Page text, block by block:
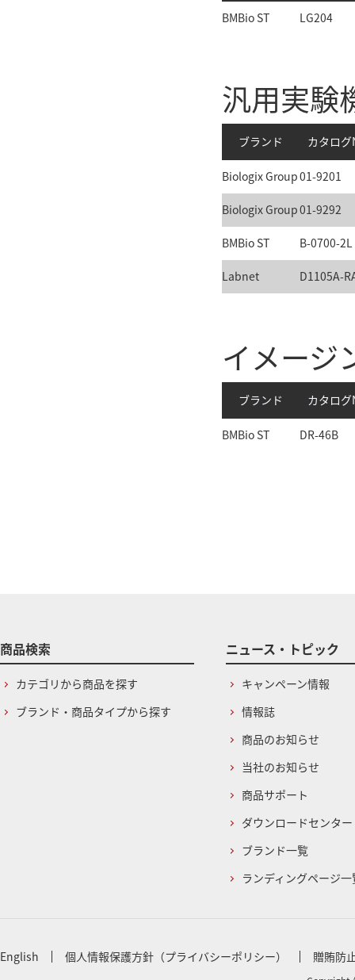
BMBio ST LG204
汎用実験
ブランド カタログ
Biologix Group01-9201
Biologix Group01-9292
BMBio ST B-0700-2L
Labnet D1105A-
イメージ
ブランド カタログ
BMBio ST DR-46B
商品検索
カテゴリから商品を探す
ブランド・商品タイプから探す
ニュース・トピック
キャンペーン情報
情報誌
商品のお知らせ
当社のお知らせ
商品サポート
ダウンロードセンター
ブランド一覧
ランディングページ一
English 個人情報保護方針（プライバシーポリシー） 贈賄防